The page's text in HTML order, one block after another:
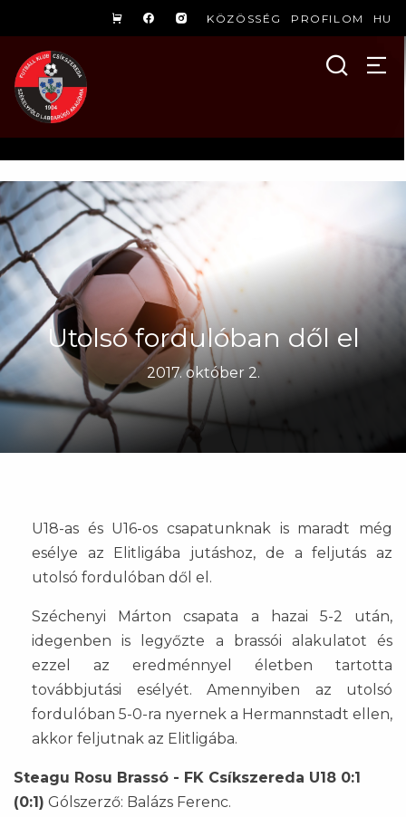
KÖZÖSSÉG PROFILOM HU
Utolsó fordulóban dől el
2017. október 2.
U18-as és U16-os csapatunknak is maradt még
esélye az Elitligába jutáshoz, de a feljutás az
utolsó fordulóban dől el.
Széchenyi Márton csapata a hazai 5-2 után,
idegenben is legyőzte a brassói alakulatot és
ezzel az eredménnyel életben tartotta
továbbjutási esélyét. Amennyiben az utolsó
fordulóban 5-0-ra nyernek a Hermannstadt ellen,
akkor feljutnak az Elitligába.
Steagu Rosu Brassó - FK Csíkszereda U18 0:1
(0:1) Gólszerző: Balázs Ferenc.